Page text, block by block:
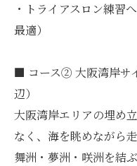
・トライアスロン練習
最適）
■ コース② 大阪湾岸サ
辺）
大阪湾岸エリアの埋め
なく、海を眺めながら
舞洲・夢洲・咲洲を結